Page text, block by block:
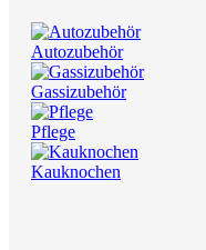
Autozubehör
Gassizubehör
Pflege
Kauknochen